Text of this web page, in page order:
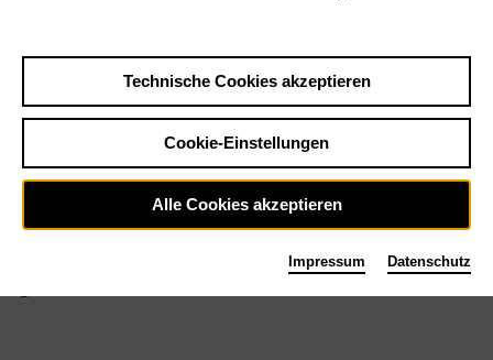
Technische Cookies akzeptieren
Cookie-Einstellungen
Alle Cookies akzeptieren
Impressum Datenschutz